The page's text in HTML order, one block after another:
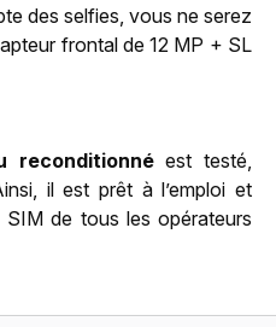
des selfies, vous ne serez
frontal de 12 MP + SL
reconditionnéest testé,
il est prêt à l’emploi et
de tous les opérateurs